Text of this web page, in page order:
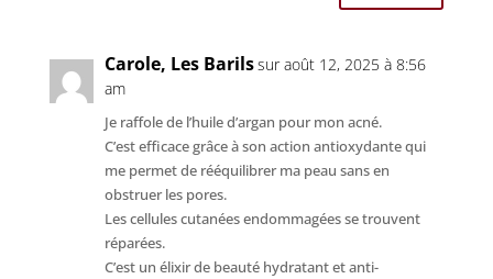
Carole, Les Barilssur août 12, 2025 à 8:56
am
Je raffole de l’huile d’argan pour mon acné.
C’est efficace grâce à son action antioxydante qui
me permet de rééquilibrer ma peau sans en
obstruer les pores.
Les cellules cutanées endommagées se trouvent
réparées.
C’est un élixir de beauté hydratant et anti-